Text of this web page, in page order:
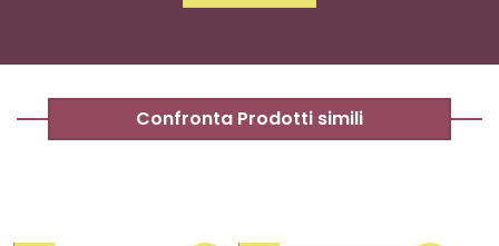
Confronta Prodotti simili